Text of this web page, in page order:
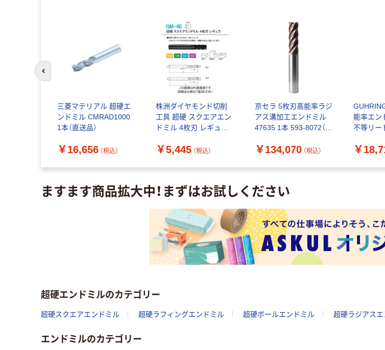
三菱マテリアル 超硬エ
ンドミル CMRAD1000
1本（直送品）
￥16,656 （税込）
株洲ダイヤモンド切削
工具 超硬 スクエアエン
ドミル 4枚刃 レギュラ
本)（直送品）
￥5,445 （税込）
京セラ 5枚刃高能率ラジ
アス溝加工エンドミル
47635 1本 593-8072（直
￥134,070 （税込）
能率エン
不等リー
14.000 1
￥
前のスライドへ
ますます商品拡大中！まずはお試しください
超硬エンドミルのカテゴリー
超硬スクエアエンドミル 超硬ラフィングエンドミル 超硬ボールエンドミル 超硬ラジアス
エンドミルのカテゴリー